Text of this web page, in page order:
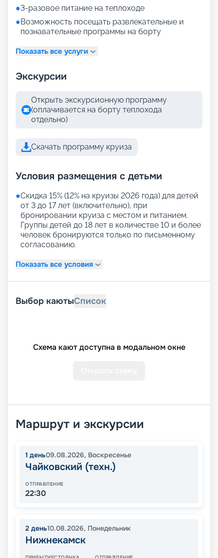
●3-разовое питание на теплоходе
●Возможность посещать развлекательные и
познавательные программы на борту
Показать все услуги
Экскурсии
Открыть экскурсионную программу
(оплачивается на борту теплохода
отдельно)
Скачать программу круиза
Условия размещения с детьми
●Скидка 15% (12% на круизы 2026 года) для детей
от 3 до 17 лет (включительно), при
бронировании круиза с местом и питанием.
Группы детей до 18 лет в количестве 10 и более
человек бронируются только по письменному
согласованию.
Показать все условия
Выбор каютыСписок
Схема кают доступна в модальном окне
Маршрут и экскурсии
1 день09.08.2026, Воскресенье
Чайковский (техн.)
ОТПРАВЛЕНИЕ
22:30
2 день10.08.2026, Понедельник
Нижнекамск